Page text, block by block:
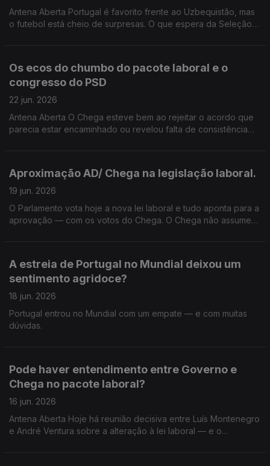
Antena Aberta Portugal é favorito frente ao Uzbequistão, mas
o futebol está cheio de surpresas. O que espera da Seleção
Os ecos do chumbo do pacote laboral e o
congresso do PSD
22 jun. 2026
Antena Aberta O Chega esteve bem ao rejeitar o acordo que
parecia estar encaminhado ou revelou falta de consistência
acordo que parecia estar encaminhado ou revelou falta de
consistência política? Como avalia a reação e as propostas de
Aproximação AD/ Chega na legislação laboral.
19 jun. 2026
O Parlamento vota hoje a nova lei laboral e tudo aponta para a
aprovação — com os votos do Chega. O Chega não assume
vida de quem trabalha — ou abre a porta a mais
precariedade? Que leitura faz desta aproximação entre
Governo e Chega? E no seu dia-a-dia: o que espera que
mude com esta reforma laboral? O que espera do papel do
Presidente da República?
A estreia de Portugal no Mundial deixou um
sentimento agridoce?
18 jun. 2026
Portugal entrou no Mundial com um empate — e com muitas
dúvidas.
Pode haver entendimento entre Governo e
Chega no pacote laboral?
16 jun. 2026
Antena Aberta Hoje há reunião decisiva entre Luís Montenegro
e André Ventura sobre a alteração à lei laboral — e o